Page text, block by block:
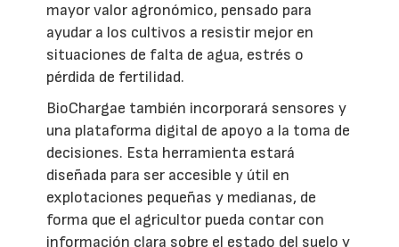
mayor valor agronómico, pensado para
ayudar a los cultivos a resistir mejor en
situaciones de falta de agua, estrés o
pérdida de fertilidad.
BioChargae también incorporará sensores y
una plataforma digital de apoyo a la toma de
decisiones. Esta herramienta estará
diseñada para ser accesible y útil en
explotaciones pequeñas y medianas, de
forma que el agricultor pueda contar con
información clara sobre el estado del suelo y